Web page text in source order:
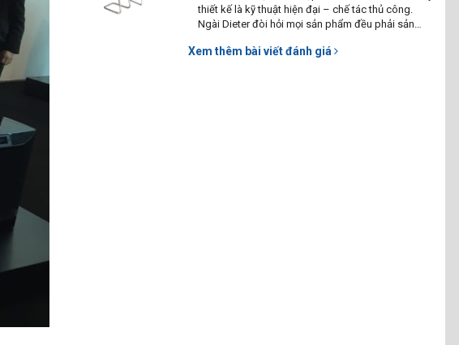
thiết kế là kỹ thuật hiện đại – chế tác thủ công.
Ngài Dieter đòi hỏi mọi sản phẩm đều phải sản
của mọi sản phẩm Burmester đều tương xứng với
Xem thêm bài viết đánh giá